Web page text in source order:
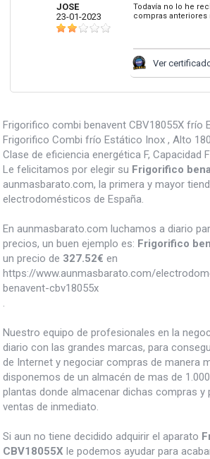
JOSE
23-01-2023
Todavía no lo he
compras anteriores
Ver
Frigorifico combi benavent CBV18055X frío
Frigorifico Combi frío Estático Inox , Alto
Clase de eficiencia energética F, Capacidad
Le felicitamos por elegir su Frigorifico
aunmasbarato.com, la primera y mayor
electrodomésticos de España.
En aunmasbarato.com luchamos a diario
precios, un buen ejemplo es: Frigorifico
un precio de 327.52€ en
https://www.aunmasbarato.com/
benavent-cbv18055x
Nuestro equipo de profesionales en la
diario con las grandes marcas, para
de Internet y negociar compras de manera
disponemos de un almacén de mas de
plantas donde almacenar dichas compras y
ventas de inmediato.
Si aun no tiene decidido adquirir el aparato
CBV18055X le podemos ayudar para